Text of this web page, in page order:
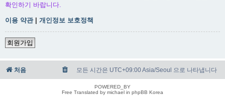
확인하기 바랍니다.
이용 약관| 개인정보 보호정책
회원가입
처음 모든 시간은 UTC+09:00 Asia/Seoul 으로 나타냅니다
POWERED_BY
Free Translated by michael in phpBB Korea